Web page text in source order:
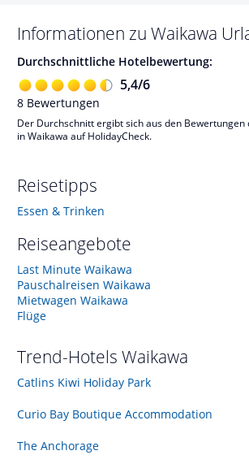
Informationen zu Waikawa
Durchschnittliche Hotelbewertung:
5,4/6
8 Bewertungen
Der Durchschnitt ergibt sich aus den
in Waikawa auf HolidayCheck.
Reisetipps
Essen & Trinken
Reiseangebote
Last Minute Waikawa
Pauschalreisen Waikawa
Mietwagen Waikawa
Flüge
Trend-Hotels Waikawa
Catlins Kiwi Holiday Park
Curio Bay Boutique Accommodation
The Anchorage